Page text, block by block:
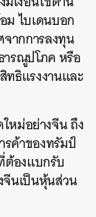
ม ไบเดนบอก
จากการลงทุน
ารณูปโภค หรือ
ทธิแรงงานและ
หม่อย่างจีน ถึง
รค้าของทรัมป์
ต้องแบกรับ
นเป็นหุ้นส่วน